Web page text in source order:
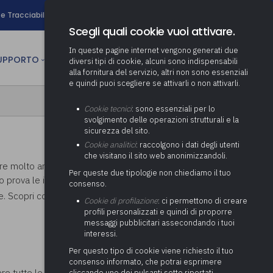
e Tracciabilità
Determinazione fondo risorse
decentrate
Pratiche previdenziali
ai comuni per l’attivazione di
(Partenariato Pubblico
Privato)
Società e organismi
adempimenti degli enti locali
Adeguamento del sistema di
gestione documentale alle
nuove linee guida sul
documento informatico
Protezione dei Dati (RPD,
altrimenti denominato Data
Protection Officer, DPO)
Supporto transizione al
digitale
Gestione IVA
Gestione IRAP
Consolidato
Relazione di fine e inizio
mandato
Supporto alla predisposizione
del Piano Economico-
Attività di supporto Gare
Energetiche (ex Legge 10/91)
Controllo Pratiche Sismiche
convegni
CULTURA person AREA RISERVATA
molto antica. È quasi certo che, in
le intitolazioni delle chiese a patroni
Scopri cosa visitare a Mozzate.
Scegli quali cookie vuoi attivare.
In queste pagine internet vengono generati due
diversi tipi di cookie, alcuni sono indispensabili
alla fornitura del servizio, altri non sono essenziali
e quindi puoi scegliere se attivarli o non attivarli.
Cookie tecnici: sono essenziali per lo
svolgimento delle operazioni strutturali e la
sicurezza del sito.
Cookie analitici: raccolgono i dati degli utenti
che visitano il sito web anonimizzandoli.
Per queste due tipologie non chiediamo il tuo
consenso.
Cookie di profilazione: ci permettono di creare
profili personalizzati e quindi di proporre
messaggi pubblicitari assecondando i tuoi
interessi.
Per questo tipo di cookie viene richiesto il tuo
consenso informato, che potrai esprimere